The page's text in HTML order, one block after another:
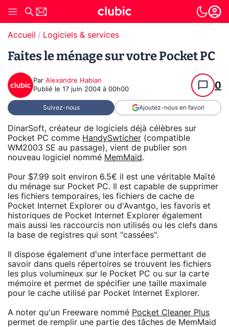
Accueil Logiciels & services
Faites le ménage sur votre Pocket PC
Par Alexandre Habian
Publié le 17 juin 2004 à 00h00 0
Suivez-nous Ajoutez-nous en favori
DinarSoft, créateur de logiciels déjà célèbres sur
Pocket PC comme HandySwticher (compatible
WM2003 SE au passage), vient de publier son
nouveau logiciel nommé MemMaid.
Pour $7.99 soit environ 6.5€ il est une véritable Maïté
du ménage sur Pocket PC. Il est capable de supprimer
les fichiers temporaires, les fichiers de cache de
Pocket Internet Explorer ou d'Avantgo, les favoris et
historiques de Pocket Internet Explorer également
mais aussi les raccourcis non utilisés ou les clefs dans
la base de registres qui sont "cassées".
Il dispose également d'une interface permettant de
savoir dans quels répertoires se trouvent les fichiers
les plus volumineux sur le Pocket PC ou sur la carte
mémoire et permet de spécifier une taille maximale
pour le cache utilisé par Pocket Internet Explorer.
A noter qu'un Freeware nommé Pocket Cleaner Plus
permet de remplir une partie des tâches de MemMaid